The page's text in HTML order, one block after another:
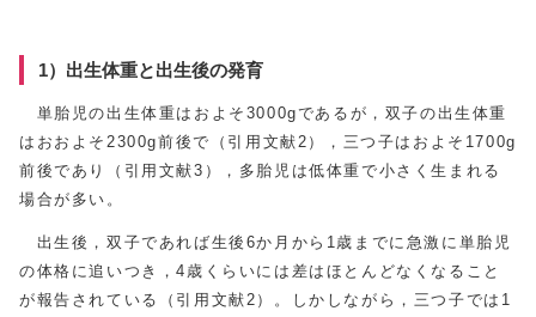
1）出生体重と出生後の発育
単胎児の出生体重はおよそ3000gであるが，双子の出生体重
はおおよそ2300g前後で（引用文献2），三つ子はおよそ1700g
前後であり（引用文献3），多胎児は低体重で小さく生まれる
場合が多い。
出生後，双子であれば生後6か月から1歳までに急激に単胎児
の体格に追いつき，4歳くらいには差はほとんどなくなること
が報告されている（引用文献2）。しかしながら，三つ子では1